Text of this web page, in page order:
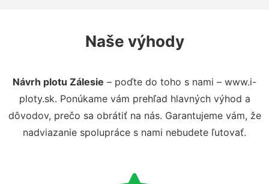
Naše výhody
Návrh plotu Zálesie – poďte do toho s nami – www.i-
ploty.sk. Ponúkame vám prehľad hlavných výhod a
dôvodov, prečo sa obrátiť na nás. Garantujeme vám, že
nadviazanie spolupráce s nami nebudete ľutovať.